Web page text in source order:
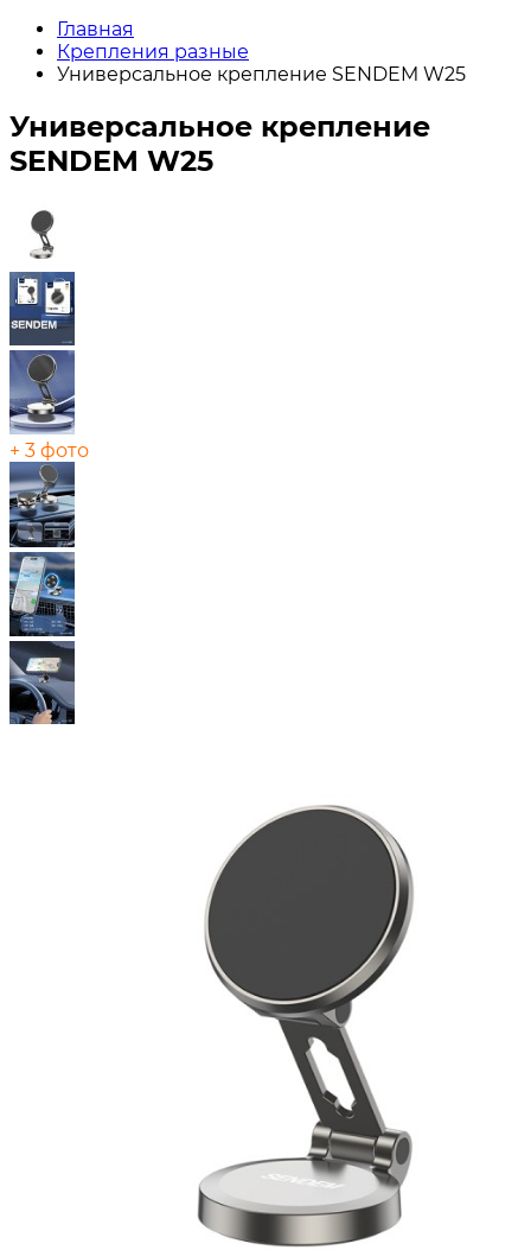
Главная
Крепления разные
Универсальное крепление SENDEM W25
Универсальное крепление
SENDEM W25
+ 3 фото